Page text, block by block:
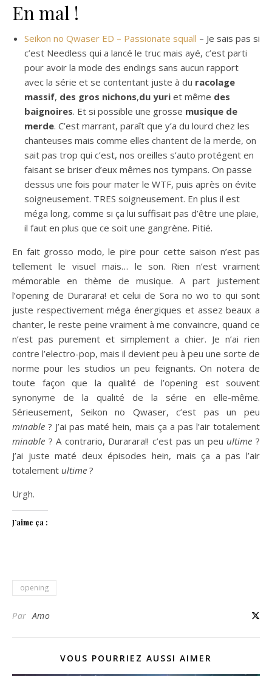
En mal !
Seikon no Qwaser ED – Passionate squall – Je sais pas si
c’est Needless qui a lancé le truc mais ayé, c’est parti
pour avoir la mode des endings sans aucun rapport
avec la série et se contentant juste à du racolage
massif, des gros nichons,du yuri et même des
baignoires. Et si possible une grosse musique de
merde. C’est marrant, paraît que y’a du lourd chez les
chanteuses mais comme elles chantent de la merde, on
sait pas trop qui c’est, nos oreilles s’auto protégent en
faisant se briser d’eux mêmes nos tympans. On passe
dessus une fois pour mater le WTF, puis après on évite
soigneusement. TRES soigneusement. En plus il est
méga long, comme si ça lui suffisait pas d’être une plaie,
il faut en plus que ce soit une gangrène. Pitié.
En fait grosso modo, le pire pour cette saison n’est pas
tellement le visuel mais… le son. Rien n’est vraiment
mémorable en thème de musique. A part justement
l’opening de Durarara! et celui de Sora no wo to qui sont
juste respectivement méga énergiques et assez beaux a
chanter, le reste peine vraiment à me convaincre, quand ce
n’est pas purement et simplement a chier. Je n’ai rien
contre l’electro-pop, mais il devient peu à peu une sorte de
norme pour les studios un peu feignants. On notera de
toute façon que la qualité de l’opening est souvent
synonyme de la qualité de la série en elle-même.
Sérieusement, Seikon no Qwaser, c’est pas un peu
minable ? J’ai pas maté hein, mais ça a pas l’air totalement
minable ? A contrario, Durarara!! c’est pas un peu ultime ?
J’ai juste maté deux épisodes hein, mais ça a pas l’air
totalement ultime ?
Urgh.
J’aime ça :
opening
ParAmo
VOUS POURRIEZ AUSSI AIMER